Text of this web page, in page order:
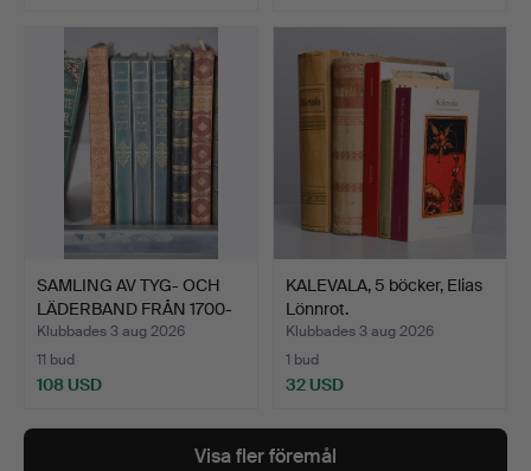
SAMLING AV TYG- OCH
LÄDERBAND FRÅN 1700-
TA…
Klubbades 3 aug 2026
11 bud
108 USD
KALEVALA, 5 böcker, Elias
Lönnrot.
Klubbades 3 aug 2026
1 bud
32 USD
Visa fler föremål